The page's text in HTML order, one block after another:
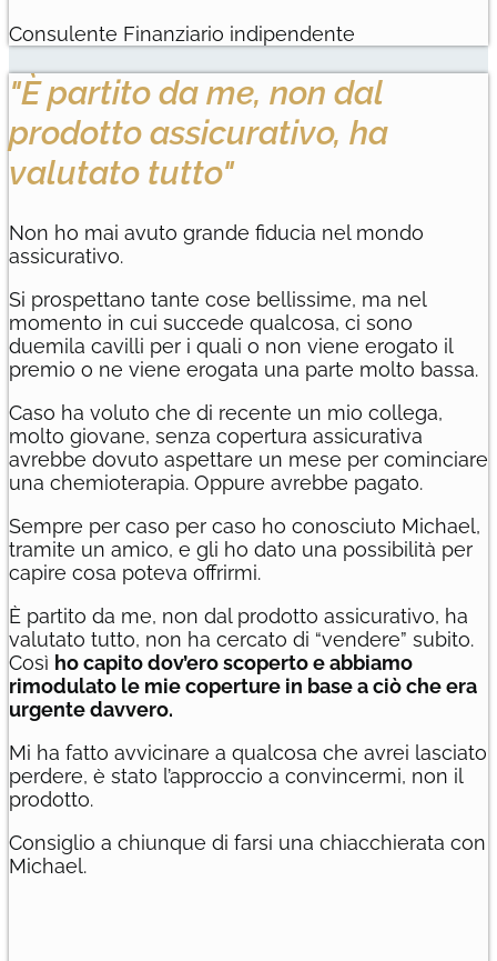
Consulente Finanziario indipendente
"È partito da me, non dal
prodotto assicurativo, ha
valutato tutto"
Non ho mai avuto grande fiducia nel mondo
assicurativo.
Si prospettano tante cose bellissime, ma nel
momento in cui succede qualcosa, ci sono
duemila cavilli per i quali o non viene erogato il
premio o ne viene erogata una parte molto bassa.
Caso ha voluto che di recente un mio collega,
molto giovane, senza copertura assicurativa
avrebbe dovuto aspettare un mese per cominciare
una chemioterapia. Oppure avrebbe pagato.
Sempre per caso per caso ho conosciuto Michael,
tramite un amico, e gli ho dato una possibilità per
capire cosa poteva offrirmi.
È partito da me, non dal prodotto assicurativo, ha
valutato tutto, non ha cercato di “vendere” subito.
Così ho capito dov’ero scoperto e abbiamo
rimodulato le mie coperture in base a ciò che era
urgente davvero.
Mi ha fatto avvicinare a qualcosa che avrei lasciato
perdere, è stato l’approccio a convincermi, non il
prodotto.
Consiglio a chiunque di farsi una chiacchierata con
Michael.